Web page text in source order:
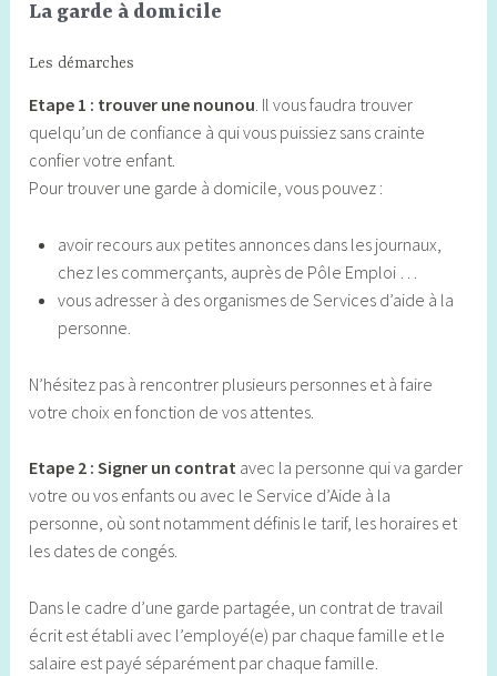
La garde à domicile
Les démarches
Etape 1 : trouver une nounou. Il vous faudra trouver
quelqu’un de confiance à qui vous puissiez sans crainte
confier votre enfant.
Pour trouver une garde à domicile, vous pouvez :
avoir recours aux petites annonces dans les journaux,
chez les commerçants, auprès de Pôle Emploi …
vous adresser à des organismes de Services d’aide à la
personne.
N’hésitez pas à rencontrer plusieurs personnes et à faire
votre choix en fonction de vos attentes.
Etape 2 : Signer un contrat avec la personne qui va garder
votre ou vos enfants ou avec le Service d’Aide à la
personne, où sont notamment définis le tarif, les horaires et
les dates de congés.
Dans le cadre d’une garde partagée, un contrat de travail
écrit est établi avec l’employé(e) par chaque famille et le
salaire est payé séparément par chaque famille.